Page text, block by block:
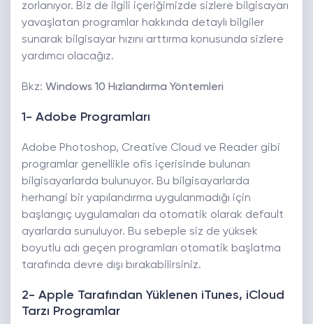
zorlanıyor. Biz de ilgili içeriğimizde sizlere bilgisayarı
yavaşlatan programlar hakkında detaylı bilgiler
sunarak bilgisayar hızını arttırma konusunda sizlere
yardımcı olacağız.
Bkz: Windows 10 Hızlandırma Yöntemleri
1- Adobe Programları
Adobe Photoshop, Creative Cloud ve Reader gibi
programlar genellikle ofis içerisinde bulunan
bilgisayarlarda bulunuyor. Bu bilgisayarlarda
herhangi bir yapılandırma uygulanmadığı için
başlangıç uygulamaları da otomatik olarak default
ayarlarda sunuluyor. Bu sebeple siz de yüksek
boyutlu adı geçen programları otomatik başlatma
tarafında devre dışı bırakabilirsiniz.
2- Apple Tarafından Yüklenen iTunes, iCloud
Tarzı Programlar